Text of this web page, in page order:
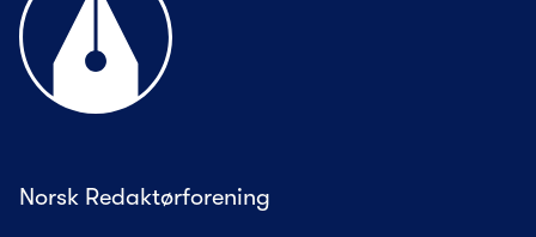
Norsk Redaktørforening